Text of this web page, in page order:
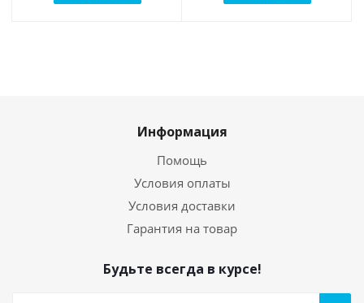
Информация
Помощь
Условия оплаты
Условия доставки
Гарантия на товар
Будьте всегда в курсе!